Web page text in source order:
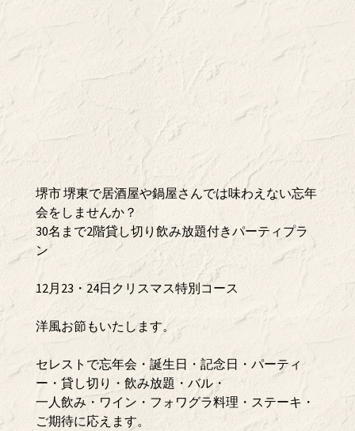
堺市 堺東で居酒屋や鍋屋さんでは味わえない忘年
会をしませんか？
30名まで2階貸し切り飲み放題付きパーティプラ
ン
12月23・24日クリスマス特別コース
洋風お節もいたします。
セレストで忘年会・誕生日・記念日・パーティ
ー・貸し切り・飲み放題・バル・
一人飲み・ワイン・フォワグラ料理・ステーキ・
ご期待に応えます。